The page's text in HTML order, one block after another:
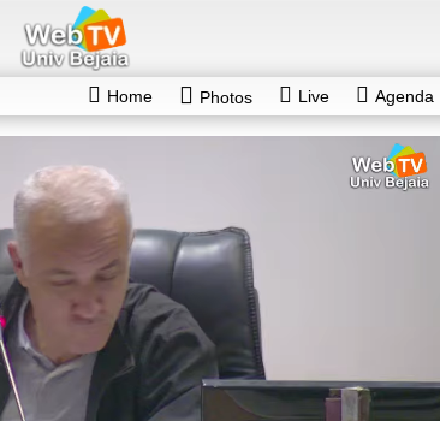
Home Photos Live Agenda